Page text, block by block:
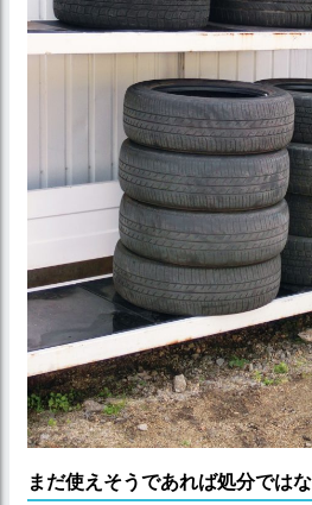
まだ使えそうであれば処分では